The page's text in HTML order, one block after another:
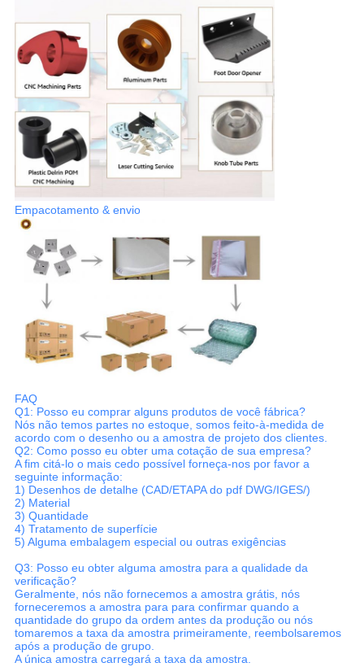
Empacotamento & envio
FAQ
Q1: Posso eu comprar alguns produtos de você fábrica?
Nós não temos partes no estoque, somos feito-à-medida de
acordo com o desenho ou a amostra de projeto dos clientes.
Q2: Como posso eu obter uma cotação de sua empresa?
A fim citá-lo o mais cedo possível forneça-nos por favor a
seguinte informação:
1) Desenhos de detalhe (CAD/ETAPA do pdf DWG/IGES/)
2) Material
3) Quantidade
4) Tratamento de superfície
5) Alguma embalagem especial ou outras exigências
Q3: Posso eu obter alguma amostra para a qualidade da
verificação?
Geralmente, nós não fornecemos a amostra grátis, nós
forneceremos a amostra para para confirmar quando a
quantidade do grupo da ordem antes da produção ou nós
tomaremos a taxa da amostra primeiramente, reembolsaremos
após a produção de grupo.
A única amostra carregará a taxa da amostra.